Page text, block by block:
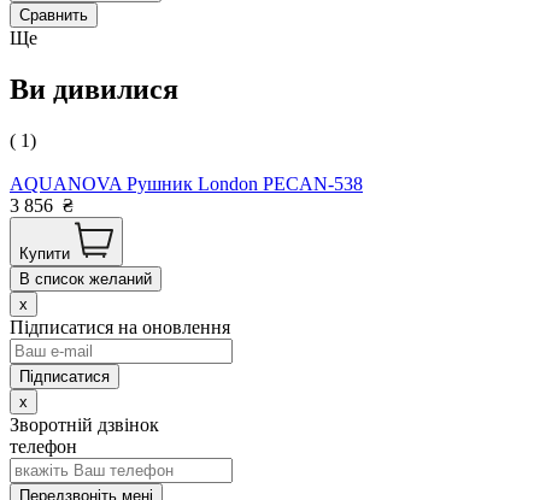
Сравнить
Ще
Ви дивилися
( 1)
AQUANOVA Рушник London PECAN-538
3 856 ₴
Купити
В список желаний
x
Підписатися на оновлення
x
Зворотній дзвінок
телефон
Передзвоніть мені